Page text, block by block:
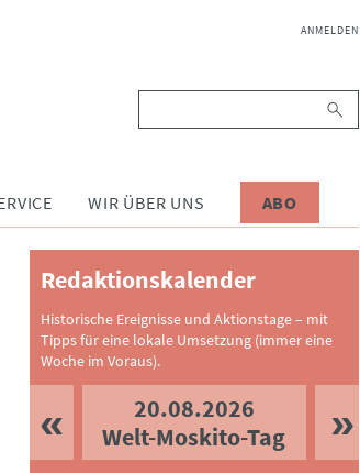
NAVIGATION
ANMELDEN
WIR ÜBER UNS ABO
Redaktionskalender
Historische Ereignisse und Aktionstage – mit
Tipps für eine lokale Umsetzung (immer eine
Woche im Voraus).
20.08.2026
Welt-Moskito-Tag